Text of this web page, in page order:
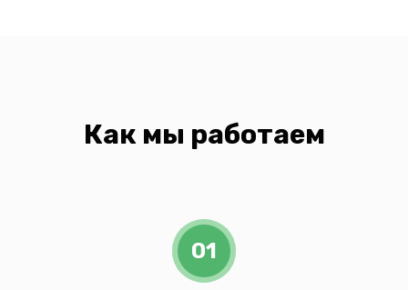
Как мы работаем
01